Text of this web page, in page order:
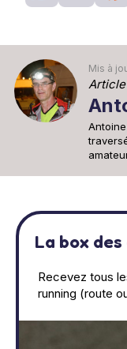
Mis à
La box
Recevez tous
running (route